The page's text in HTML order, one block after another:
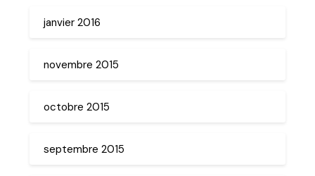
janvier 2016
novembre 2015
octobre 2015
septembre 2015